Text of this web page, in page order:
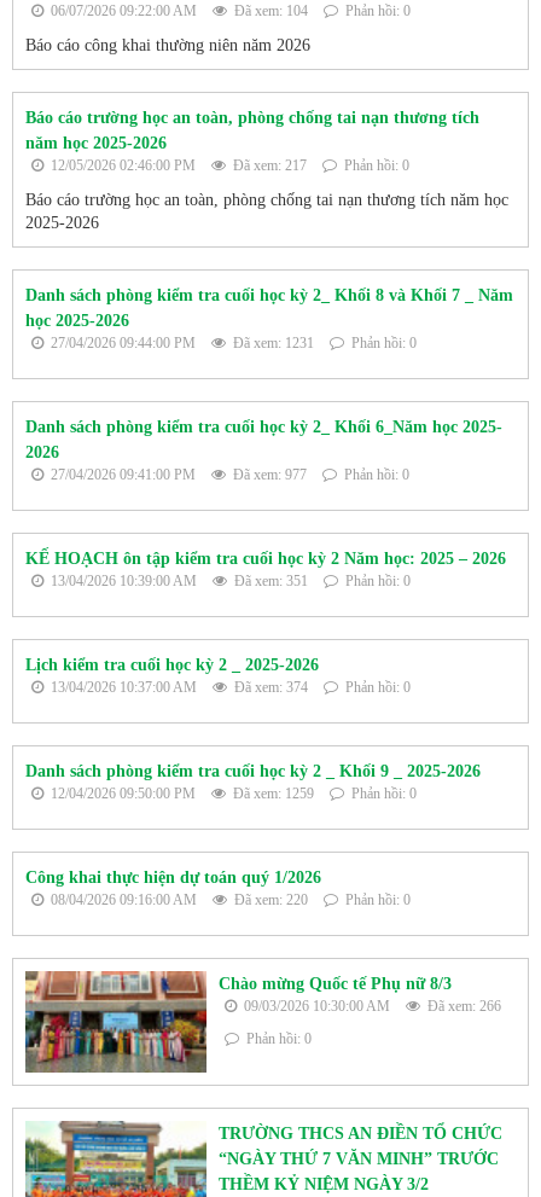
06/07/2026 09:22:00 AM Đã xem: 104 Phản hồi: 0
Báo cáo công khai thường niên năm 2026
Báo cáo trường học an toàn, phòng chống tai nạn thương tích
năm học 2025-2026
12/05/2026 02:46:00 PM Đã xem: 217 Phản hồi: 0
Báo cáo trường học an toàn, phòng chống tai nạn thương tích năm học
2025-2026
Danh sách phòng kiểm tra cuối học kỳ 2_ Khối 8 và Khối 7 _ Năm
học 2025-2026
27/04/2026 09:44:00 PM Đã xem: 1231 Phản hồi: 0
Danh sách phòng kiểm tra cuối học kỳ 2_ Khối 6_Năm học 2025-
2026
27/04/2026 09:41:00 PM Đã xem: 977 Phản hồi: 0
KẾ HOẠCH ôn tập kiểm tra cuối học kỳ 2 Năm học: 2025 – 2026
13/04/2026 10:39:00 AM Đã xem: 351 Phản hồi: 0
Lịch kiểm tra cuối học kỳ 2 _ 2025-2026
13/04/2026 10:37:00 AM Đã xem: 374 Phản hồi: 0
Danh sách phòng kiểm tra cuối học kỳ 2 _ Khối 9 _ 2025-2026
12/04/2026 09:50:00 PM Đã xem: 1259 Phản hồi: 0
Công khai thực hiện dự toán quý 1/2026
08/04/2026 09:16:00 AM Đã xem: 220 Phản hồi: 0
Chào mừng Quốc tế Phụ nữ 8/3
09/03/2026 10:30:00 AM
Đã xem: 266
Phản hồi: 0
TRƯỜNG THCS AN ĐIỀN TỔ CHỨC
“NGÀY THỨ 7 VĂN MINH” TRƯỚC
THỀM KỶ NIỆM NGÀY 3/2